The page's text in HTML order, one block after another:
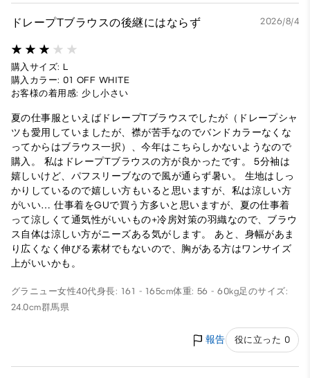
ドレープTブラウスの後継にはならず 2026/8/4
購入サイズ: L
購入カラー: 01 OFF WHITE
お客様の着用感: 少し小さい
夏の仕事服といえばドレープTブラウスでしたが（ドレープシャ
ツも愛用していましたが、襟が苦手なのでバンドカラーなくな
ってからはブラウス一択）、今年はこちらしかないようなので
購入。 私はドレープTブラウスの方が良かったです。 5分袖は
嬉しいけど、パフスリーブなので風が通らず暑い。 生地はしっ
かりしているので嬉しい方もいると思いますが、私は涼しい方
がいい… 仕事着をGUで買う方多いと思いますが、夏の仕事着
って涼しくて通気性がいいもの+冷房対策の羽織なので、ブラウ
ス自体は涼しい方がニーズある気がします。 あと、身幅があま
り広くなく伸びる素材でもないので、胸がある方はワンサイズ
上がいいかも。
グラニュー女性40代身長: 161 - 165cm体重: 56 - 60kg足のサイズ:
24.0cm群馬県
報告 役に立った 0